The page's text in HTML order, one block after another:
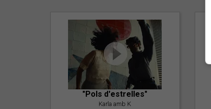
"Pols d'estrelles"
Karla amb K